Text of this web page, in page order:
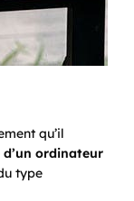
qu’il
ordinateur
type